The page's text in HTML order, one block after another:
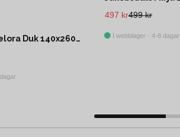
Jakobsdals Melora Duk 140x260 cm Multi
499 kr
497 kr
I webblager - 4-8 dagar